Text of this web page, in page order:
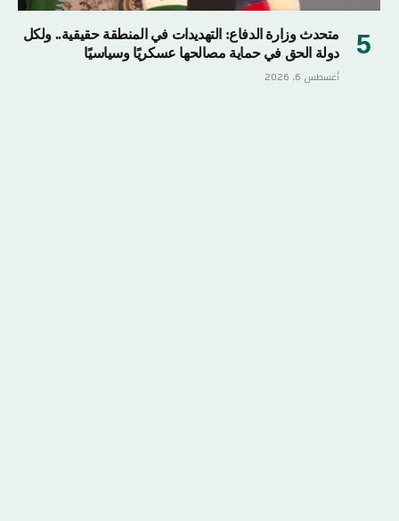
متحدث وزارة الدفاع: التهديدات في المنطقة حقيقية.. ولكل
دولة الحق في حماية مصالحها عسكريًا وسياسيًا
أغسطس 6, 2026